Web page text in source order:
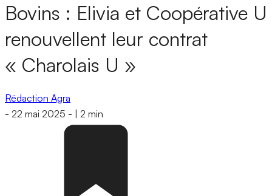
Bovins : Elivia et Coopérative U
renouvellent leur contrat
« Charolais U »
Rédaction Agra
- 22 mai 2025 - 2 min